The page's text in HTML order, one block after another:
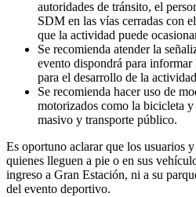
autoridades de tránsito, el
SDM en las vías cerradas con
que la actividad puede
Se recomienda atender la
evento dispondrá para
para el desarrollo de la
Se recomienda hacer uso de
motorizados como la bicicleta
masivo y transporte público.
Es oportuno aclarar que los usuarios
quienes lleguen a pie o en sus
ingreso a Gran Estación, ni a su
del evento deportivo.